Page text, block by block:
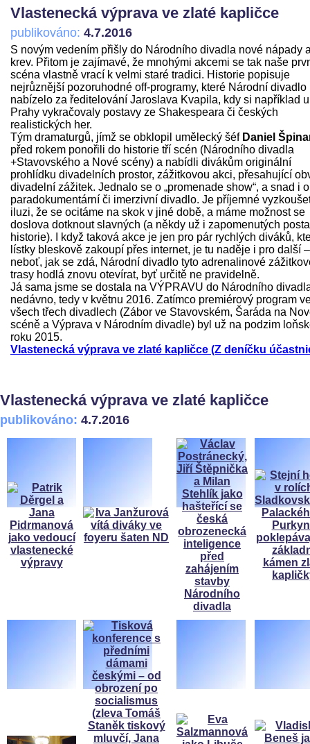
Vlastenecká výprava ve zlaté kapličce
publikováno: 4.7.2016
S novým vedením přišly do Národního divadla nové nápady
krev. Přitom je zajímavé, že mnohými akcemi se tak naše
scéna vlastně vrací k velmi staré tradici. Historie popisuje
nejrůznější pozoruhodné off-programy, které Národní divadlo
nabízelo za ředitelování Jaroslava Kvapila, kdy si například
Prahy vykračovaly postavy ze Shakespeara či českých
realistických her.
Tým dramaturgů, jímž se obklopil umělecký šéf Daniel
před rokem ponořili do historie tří scén (Národního divadla
+Stavovského a Nové scény) a nabídli divákům originální
prohlídku divadelních prostor, zážitkovou akci, přesahující
divadelní zážitek. Jednalo se o „promenade show“, a snad i o
paradokumentární či imerzivní divadlo. Je příjemné
iluzi, že se ocitáme na skok v jiné době, a máme možnost se
doslova dotknout slavných (a někdy už i zapomenutých
historie). I když taková akce je jen pro pár rychlých diváků,
lístky bleskově zakoupí přes internet, je tu naděje i pro další –
neboť, jak se zdá, Národní divadlo tyto adrenalinové
trasy hodlá znovu otevírat, byť určitě ne pravidelně.
Já sama jsme se dostala na VÝPRAVU do Národního
nedávno, tedy v květnu 2016. Zatímco premiérový program
všech třech divadlech (Zábor ve Stavovském, Šaráda na
scéně a Výprava v Národním divadle) byl už na podzim
roku 2015.
Vlastenecká výprava ve zlaté kapličce (Z deníčku
Vlastenecká výprava ve zlaté kapličce
publikováno: 4.7.2016